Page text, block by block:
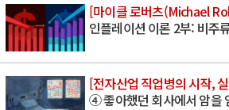
[마이클 로버츠(Michael
인플레이션 이론 2부: 비주
[전자산업 직업병의 시작,
④ 좋아했던 회사에서 암을